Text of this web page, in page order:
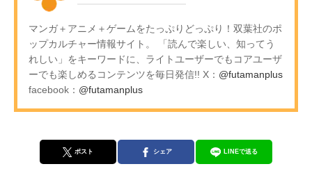
マンガ＋アニメ＋ゲームをたっぷりどっぷり！双葉社のポ
ップカルチャー情報サイト。 「読んで楽しい、知ってう
れしい」をキーワードに、ライトユーザーでもコアユーザ
ーでも楽しめるコンテンツを毎日発信!! X： @futamanplus
facebook： @futamanplus
ポスト シェア LINEで送る